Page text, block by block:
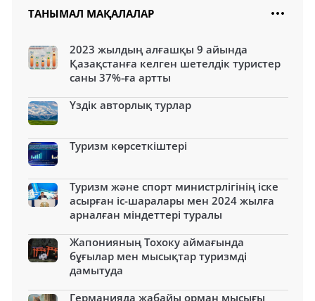
ТАНЫМАЛ МАҚАЛАЛАР
2023 жылдың алғашқы 9 айында
Қазақстанға келген шетелдік туристер
саны 37%-ға артты
Үздік авторлық турлар
Туризм көрсеткіштері
Туризм және спорт министрлігінің іске
асырған іс-шаралары мен 2024 жылға
арналған міндеттері туралы
Жапонияның Тохоку аймағында
бұғылар мен мысықтар туризмді
дамытуда
Германияда жабайы орман мысығы